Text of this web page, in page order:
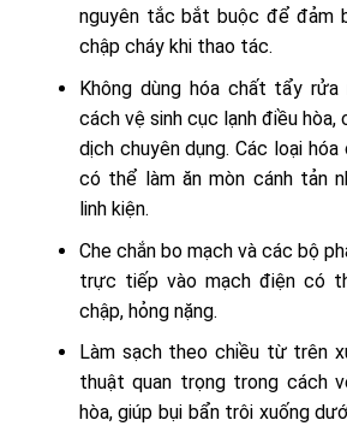
nguyên tắc bắt buộc để đảm
chập cháy khi thao tác.
Không dùng hóa chất tẩy rửa
cách vệ sinh cục lạnh điều hòa,
dịch chuyên dụng. Các loại
có thể làm ăn mòn cánh tản
linh kiện.
Che chắn bo mạch và các bộ
trực tiếp vào mạch điện có
chập, hỏng nặng.
Làm sạch theo chiều từ trên
thuật quan trọng trong cách
hòa, giúp bụi bẩn trôi xuống